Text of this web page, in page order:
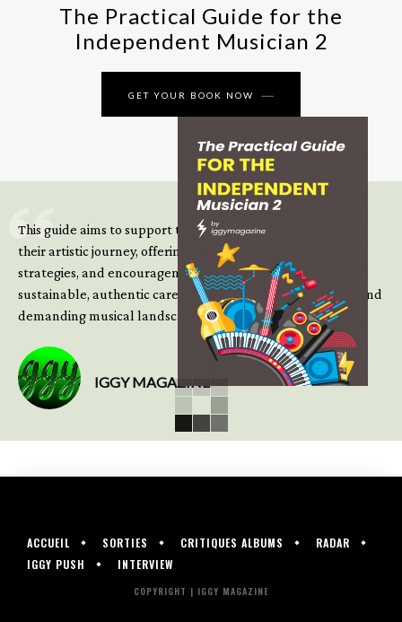
The Practical Guide for the
Independent Musician 2
GET YOUR BOOK NOW
This guide aims to support those climbing the next steps of
their artistic journey, offering practical insight, updated
strategies, and encouragement to continue building
sustainable, authentic careers in an increasingly complex and
demanding musical landscape.
IGGY MAGAZINE
ACCUEIL SORTIES CRITIQUES ALBUMS
RADAR
IGGY PUSH
INTERVIEW
COPYRIGHT | IGGY MAGAZINE